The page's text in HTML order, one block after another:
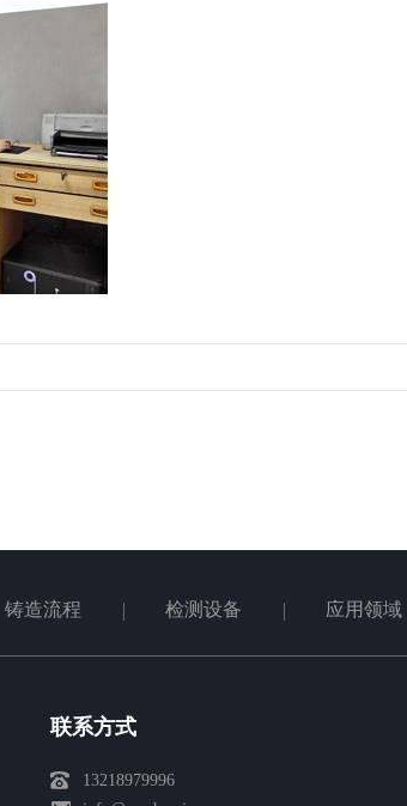
铸造流程 检测设备 应用领域
联系方式
13218979996